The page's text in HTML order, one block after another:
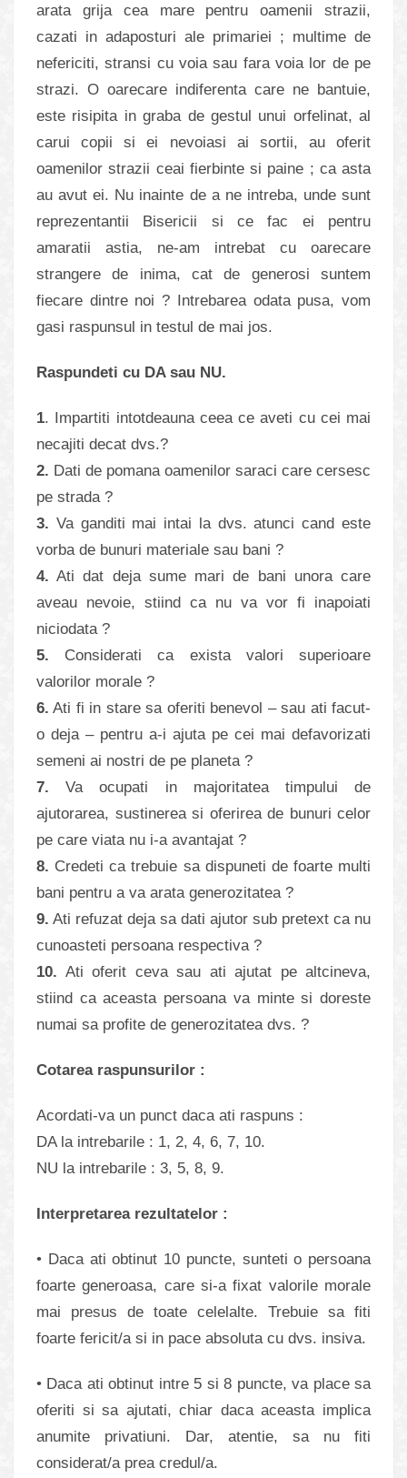
arata grija cea mare pentru oamenii strazii,
cazati in adaposturi ale primariei ; multime de
nefericiti, stransi cu voia sau fara voia lor de pe
strazi. O oarecare indiferenta care ne bantuie,
este risipita in graba de gestul unui orfelinat, al
carui copii si ei nevoiasi ai sortii, au oferit
oamenilor strazii ceai fierbinte si paine ; ca asta
au avut ei. Nu inainte de a ne intreba, unde sunt
reprezentantii Bisericii si ce fac ei pentru
amaratii astia, ne-am intrebat cu oarecare
strangere de inima, cat de generosi suntem
fiecare dintre noi ? Intrebarea odata pusa, vom
gasi raspunsul in testul de mai jos.
Raspundeti cu DA sau NU.
1. Impartiti intotdeauna ceea ce aveti cu cei mai
necajiti decat dvs.?
2. Dati de pomana oamenilor saraci care cersesc
pe strada ?
3. Va ganditi mai intai la dvs. atunci cand este
vorba de bunuri materiale sau bani ?
4. Ati dat deja sume mari de bani unora care
aveau nevoie, stiind ca nu va vor fi inapoiati
niciodata ?
5. Considerati ca exista valori superioare
valorilor morale ?
6. Ati fi in stare sa oferiti benevol – sau ati facut-
o deja – pentru a-i ajuta pe cei mai defavorizati
semeni ai nostri de pe planeta ?
7. Va ocupati in majoritatea timpului de
ajutorarea, sustinerea si oferirea de bunuri celor
pe care viata nu i-a avantajat ?
8. Credeti ca trebuie sa dispuneti de foarte multi
bani pentru a va arata generozitatea ?
9. Ati refuzat deja sa dati ajutor sub pretext ca nu
cunoasteti persoana respectiva ?
10. Ati oferit ceva sau ati ajutat pe altcineva,
stiind ca aceasta persoana va minte si doreste
numai sa profite de generozitatea dvs. ?
Cotarea raspunsurilor :
Acordati-va un punct daca ati raspuns :
DA la intrebarile : 1, 2, 4, 6, 7, 10.
NU la intrebarile : 3, 5, 8, 9.
Interpretarea rezultatelor :
• Daca ati obtinut 10 puncte, sunteti o persoana
foarte generoasa, care si-a fixat valorile morale
mai presus de toate celelalte. Trebuie sa fiti
foarte fericit/a si in pace absoluta cu dvs. insiva.
• Daca ati obtinut intre 5 si 8 puncte, va place sa
oferiti si sa ajutati, chiar daca aceasta implica
anumite privatiuni. Dar, atentie, sa nu fiti
considerat/a prea credul/a.